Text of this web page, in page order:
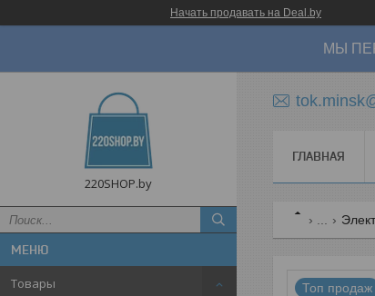
Начать продавать на Deal.by
МЫ
220SHOP.by
Товары
ГЛАВНАЯ
Топ продаж